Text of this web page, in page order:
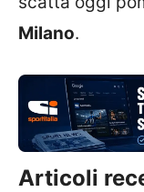
Milano.
Articoli